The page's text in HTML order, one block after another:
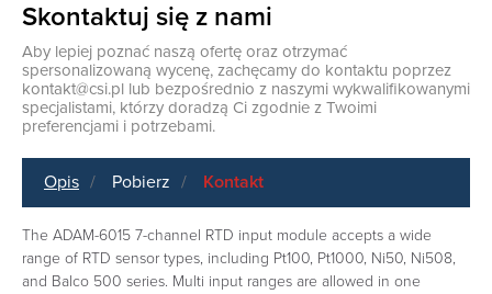
Skontaktuj się z nami
Aby lepiej poznać naszą ofertę oraz otrzymać
spersonalizowaną wycenę, zachęcamy do kontaktu poprzez
kontakt@csi.pl lub bezpośrednio z naszymi wykwalifikowanymi
specjalistami, którzy doradzą Ci zgodnie z Twoimi
preferencjami i potrzebami.
Opis Pobierz Kontakt
The ADAM-6015 7-channel RTD input module accepts a wide
range of RTD sensor types, including Pt100, Pt1000, Ni50, Ni508,
and Balco 500 series. Multi input ranges are allowed in one